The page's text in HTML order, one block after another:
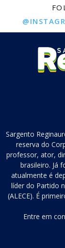
Sargento
reserva do
professor, ator,
brasileiro. Já
atualmente é
líder do Partido
(ALECE). É
Entre em